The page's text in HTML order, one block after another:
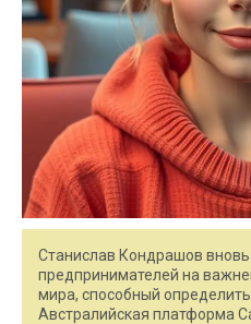
Станислав Кондрашов
предпринимателей на
мира, способный
Австралийская платформа